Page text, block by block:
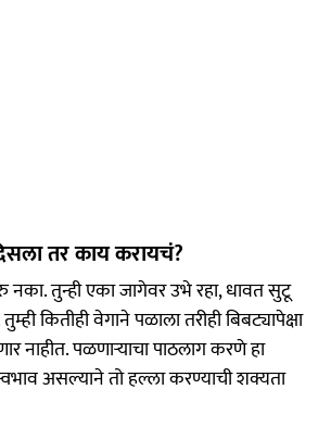
तर काय करायचं?
नका. तुन्ही एका जागेवर उभे रहा, धावत सुटू
कितीही वेगाने पळाला तरीही बिबट्यापेक्षा
नाहीत. पळणाऱ्याचा पाठलाग करणे हा
असल्याने तो हल्ला करण्याची शक्यता